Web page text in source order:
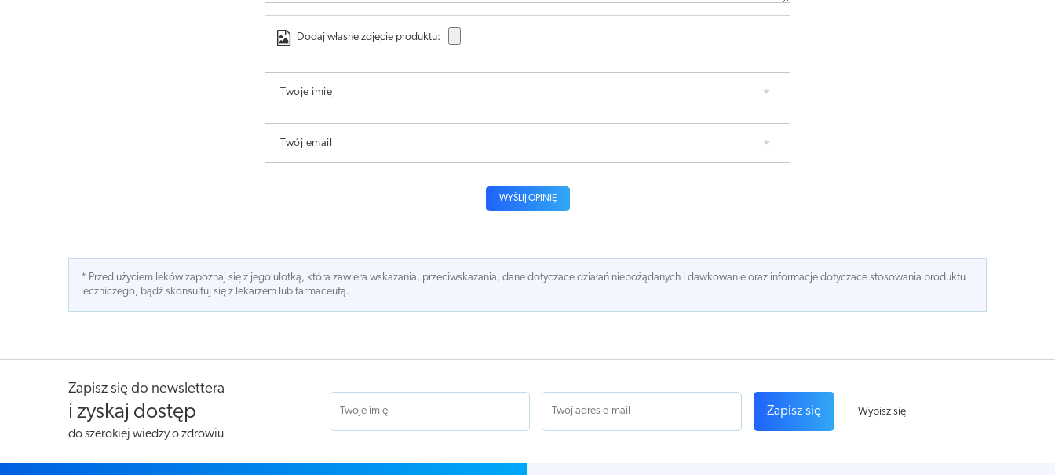
Dodaj własne zdjęcie produktu:
Twoje imię
Twój email
WYŚLIJ OPINIĘ
* Przed użyciem leków zapoznaj się z jego ulotką, która zawiera wskazania, przeciwskazania, dane dotyczace działań niepożądanych i dawkowanie oraz informacje dotyczace stosowania produktu
leczniczego, bądź skonsultuj się z lekarzem lub farmaceutą.
Zapisz się do newslettera
i zyskaj dostęp
do szerokiej wiedzy o zdrowiu
Zapisz się Wypisz się